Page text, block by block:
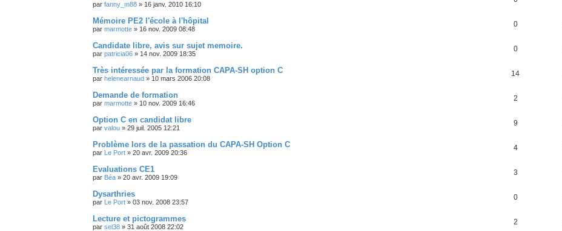
par fanny_m88 » 16 janv. 2010 16:10
Mémoire PE2 l'école à l'hôpital
par marmotte » 16 nov. 2009 08:48
0
Candidate libre, avis sur sujet memoire.
par patricia06 » 14 nov. 2009 18:35
0
Très intéressée par la formation CAPA-SH option C
par helenearnaud » 10 mars 2006 20:08
14
Demande de formation
par marmotte » 10 nov. 2009 16:46
2
Option C en candidat libre
par valou » 29 juil. 2005 12:21
9
Problème lors de la passation du CAPA-SH Option C
par Le Port » 20 avr. 2009 20:36
4
Evaluations CE1
par Béa » 20 avr. 2009 19:09
3
Dysarthries
par Le Port » 03 nov. 2008 23:57
0
Lecture et pictogrammes
par sel38 » 31 août 2008 22:02
2